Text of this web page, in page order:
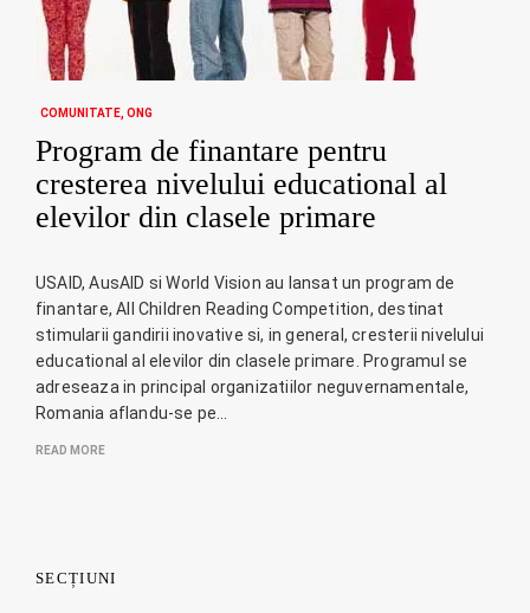
COMUNITATE ONG
Program de finantare pentru
cresterea nivelului educational al
elevilor din clasele primare
USAID, AusAID si World Vision au lansat un program de
finantare, All Children Reading Competition, destinat
stimularii gandirii inovative si, in general, cresterii nivelului
educational al elevilor din clasele primare. Programul se
adreseaza in principal organizatiilor neguvernamentale,
Romania aflandu-se pe…
READ MORE
SECȚIUNI